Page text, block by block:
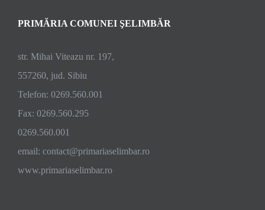
PRIMĂRIA COMUNEI ŞELIMBĂR
str. Mihai Viteazu nr. 197,
557260, jud. Sibiu
Telefon: 0269.560.001
Fax: 0269.560.295
0269.560.001
email: contact@primariaselimbar.ro
www.primariaselimbar.ro